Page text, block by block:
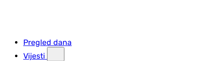
Pregled dana
Vijesti